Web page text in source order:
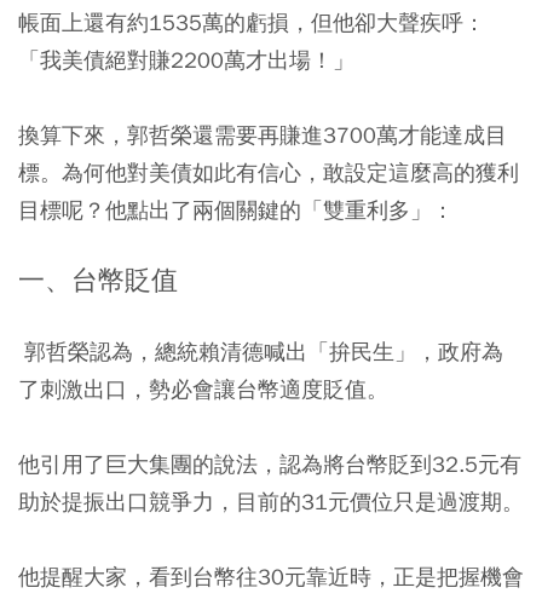
帳面上還有約1535萬的虧損，但他卻大聲疾呼：
「我美債絕對賺2200萬才出場！」
換算下來，郭哲榮還需要再賺進3700萬才能達成目
標。為何他對美債如此有信心，敢設定這麼高的獲利
目標呢？他點出了兩個關鍵的「雙重利多」：
一、台幣貶值
郭哲榮認為，總統賴清德喊出「拚民生」，政府為
了刺激出口，勢必會讓台幣適度貶值。
他引用了巨大集團的說法，認為將台幣貶到32.5元有
助於提振出口競爭力，目前的31元價位只是過渡期。
他提醒大家，看到台幣往30元靠近時，正是把握機會